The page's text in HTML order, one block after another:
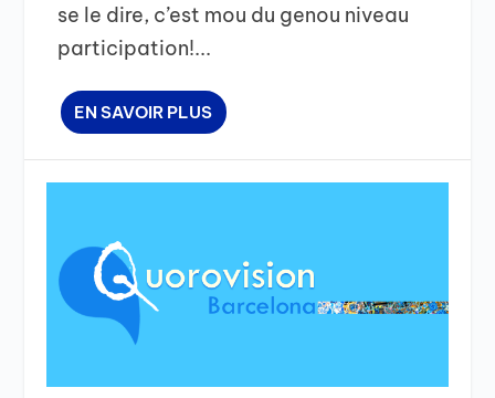
se le dire, c’est mou du genou niveau
participation!...
EN SAVOIR PLUS